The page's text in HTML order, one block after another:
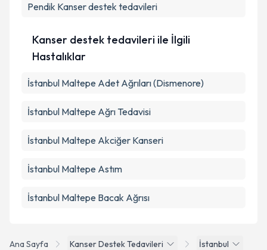
Ana Sayfa Kanser Destek Tedavileri
İstanbul
Pendik Kanser destek tedavileri
Kanser destek tedavileri ile İlgili
Hastalıklar
İstanbul Maltepe Adet Ağrıları (Dismenore)
İstanbul Maltepe Ağrı Tedavisi
İstanbul Maltepe Akciğer Kanseri
İstanbul Maltepe Astım
İstanbul Maltepe Bacak Ağrısı